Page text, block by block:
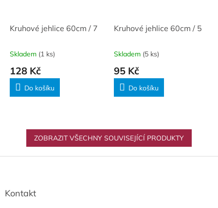
Kruhové jehlice 60cm / 7
Skladem (1 ks)
128 Kč
Do košíku
Kruhové jehlice 60cm / 5
Skladem (5 ks)
95 Kč
Do košíku
ZOBRAZIT VŠECHNY SOUVISEJÍCÍ PRODUKTY
Kontakt